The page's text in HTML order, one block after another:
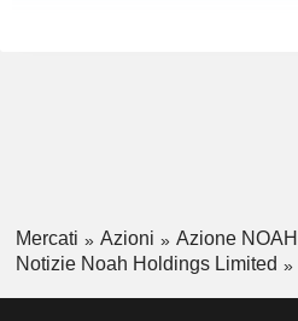
Mercati Azioni
Azione NOAH
Notizie Noah Holdings Limited